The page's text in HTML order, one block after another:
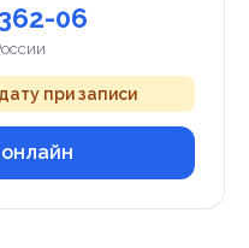
06
при записи